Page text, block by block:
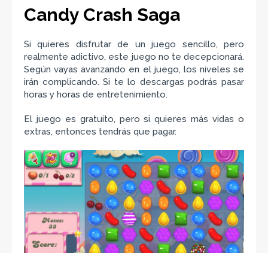
Candy Crash Saga
Si quieres disfrutar de un juego sencillo, pero
realmente adictivo, este juego no te decepcionará.
Según vayas avanzando en el juego, los niveles se
irán complicando. Si te lo descargas podrás pasar
horas y horas de entretenimiento.
El juego es gratuito, pero si quieres más vidas o
extras, entonces tendrás que pagar.